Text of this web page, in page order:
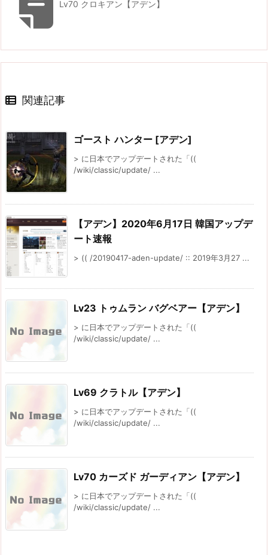
Lv70 クロキアン【アデン】
関連記事
ゴースト ハンター [アデン]
> に日本でアップデートされた「((
/wiki/classic/update/ ...
【アデン】2020年6月17日 韓国アップデ
ート速報
> (( /20190417-aden-update/ :: 2019年3月27 ...
Lv23 トゥムラン バグベアー【アデン】
> に日本でアップデートされた「((
/wiki/classic/update/ ...
Lv69 クラトル【アデン】
> に日本でアップデートされた「((
/wiki/classic/update/ ...
Lv70 カーズド ガーディアン【アデン】
> に日本でアップデートされた「((
/wiki/classic/update/ ...